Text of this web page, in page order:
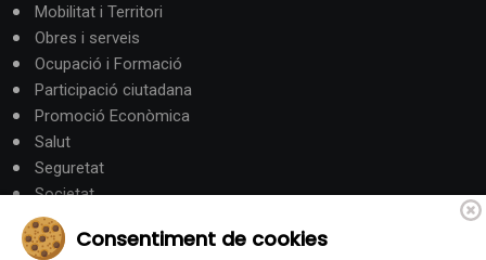
Mobilitat i Territori
Obres i serveis
Ocupació i Formació
Participació ciutadana
Promoció Econòmica
Salut
Seguretat
Societat
Turisme
Consentiment de cookies